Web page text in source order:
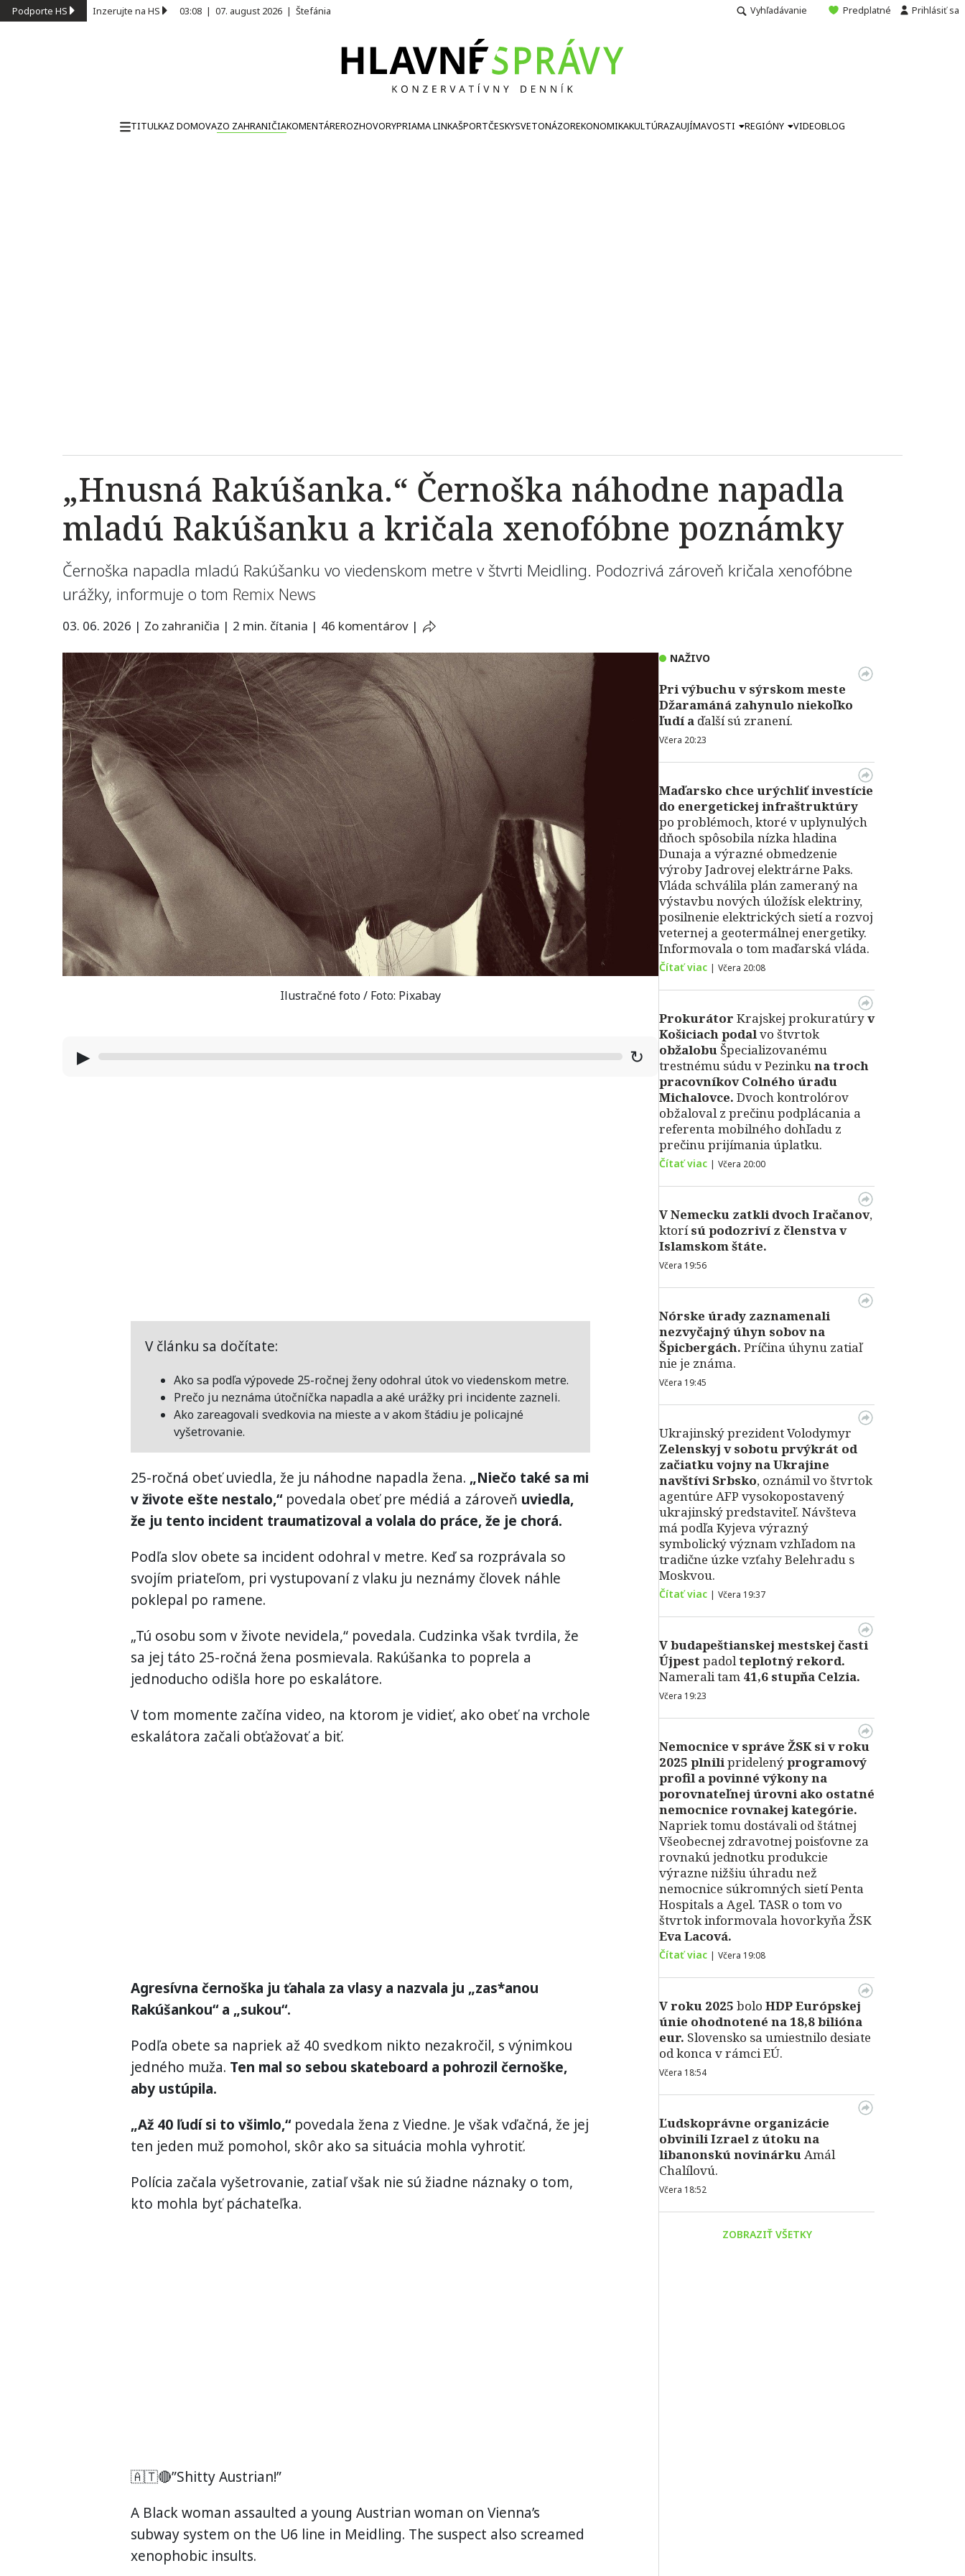
Podporte HS Inzerujte na HS 03:08 | 07. august 2026 | Štefánia Vyhľadávanie Predplatné Prihlásiť sa
TITULKAZ DOMOVAZO ZAHRANIČIAKOMENTÁREROZHOVORYPRIAMA LINKAŠPORTČESKYSVETONÁZOREKONOMIKAKULTÚRAZAUJÍMAVOSTI REGIÓNY VIDEOBLOG
„Hnusná Rakúšanka.“ Černoška náhodne napadla
mladú Rakúšanku a kričala xenofóbne poznámky
Černoška napadla mladú Rakúšanku vo viedenskom metre v štvrti Meidling. Podozrivá zároveň kričala xenofóbne
urážky, informuje o tom Remix News
03. 06. 2026 | Zo zahraničia | 2 min. čítania | 46 komentárov |
Ilustračné foto / Foto: Pixabay
▶ ↻
V článku sa dočítate:
Ako sa podľa výpovede 25-ročnej ženy odohral útok vo viedenskom metre.
Prečo ju neznáma útočníčka napadla a aké urážky pri incidente zazneli.
Ako zareagovali svedkovia na mieste a v akom štádiu je policajné
vyšetrovanie.
25-ročná obeť uviedla, že ju náhodne napadla žena. „Niečo také sa mi
v živote ešte nestalo,“povedala obeť pre médiá a zároveň uviedla,
že ju tento incident traumatizoval a volala do práce, že je chorá.
Podľa slov obete sa incident odohral v metre. Keď sa rozprávala so
svojím priateľom, pri vystupovaní z vlaku ju neznámy človek náhle
poklepal po ramene.
„Tú osobu som v živote nevidela,“ povedala. Cudzinka však tvrdila, že
sa jej táto 25-ročná žena posmievala. Rakúšanka to poprela a
jednoducho odišla hore po eskalátore.
V tom momente začína video, na ktorom je vidieť, ako obeť na vrchole
eskalátora začali obťažovať a biť.
Agresívna černoška ju ťahala za vlasy a nazvala ju „zas*anou
Rakúšankou“ a „sukou“.
Podľa obete sa napriek až 40 svedkom nikto nezakročil, s výnimkou
jedného muža. Ten mal so sebou skateboard a pohrozil černoške,
aby ustúpila.
„Až 40 ľudí si to všimlo,“povedala žena z Viedne. Je však vďačná, že jej
ten jeden muž pomohol, skôr ako sa situácia mohla vyhrotiť.
Polícia začala vyšetrovanie, zatiaľ však nie sú žiadne náznaky o tom,
kto mohla byť páchateľka.
🇦🇹🔴”Shitty Austrian!”
A Black woman assaulted a young Austrian woman on Vienna’s
subway system on the U6 line in Meidling. The suspect also screamed
xenophobic insults.
NAŽIVO
Pri výbuchu v sýrskom meste
Džaramáná zahynulo niekoľko
ľudí a ďalší sú zranení.
Včera 20:23
Maďarsko chce urýchliť investície
do energetickej infraštruktúry
po problémoch, ktoré v uplynulých
dňoch spôsobila nízka hladina
Dunaja a výrazné obmedzenie
výroby Jadrovej elektrárne Paks.
Vláda schválila plán zameraný na
výstavbu nových úložísk elektriny,
posilnenie elektrických sietí a rozvoj
veternej a geotermálnej energetiky.
Informovala o tom maďarská vláda.
Čítať viac | Včera 20:08
Prokurátor Krajskej prokuratúryv
Košiciach podalvo štvrtok
obžalobu Špecializovanému
trestnému súdu v Pezinkuna troch
pracovníkov Colného úradu
Michalovce. Dvoch kontrolórov
obžaloval z prečinu podplácania a
referenta mobilného dohľadu z
prečinu prijímania úplatku.
Čítať viac | Včera 20:00
V Nemecku zatkli dvoch Iračanov,
ktorísú podozriví z členstva v
Islamskom štáte.
Včera 19:56
Nórske úrady zaznamenali
nezvyčajný úhyn sobov na
Špicbergách. Príčina úhynu zatiaľ
nie je známa.
Včera 19:45
Ukrajinský prezident Volodymyr
Zelenskyj v sobotu prvýkrát od
začiatku vojny na Ukrajine
navštívi Srbsko, oznámil vo štvrtok
agentúre AFP vysokopostavený
ukrajinský predstaviteľ. Návšteva
má podľa Kyjeva výrazný
symbolický význam vzhľadom na
tradične úzke vzťahy Belehradu s
Moskvou.
Čítať viac | Včera 19:37
Vbudapeštianskej mestskej časti
Újpestpadolteplotný rekord.
Namerali tam 41,6 stupňa Celzia.
Včera 19:23
Nemocnice v správe ŽSK si v roku
2025 plnilipridelenýprogramový
profil a povinné výkony na
porovnateľnej úrovni ako ostatné
nemocnice rovnakej kategórie.
Napriek tomu dostávali od štátnej
Všeobecnej zdravotnej poisťovne za
rovnakú jednotku produkcie
výrazne nižšiu úhradu než
nemocnice súkromných sietí Penta
Hospitals a Agel. TASR o tom vo
štvrtok informovala hovorkyňa ŽSK
Eva Lacová.
Čítať viac | Včera 19:08
V roku 2025 bolo HDPEurópskej
únie ohodnotené na 18,8 bilióna
eur. Slovensko sa umiestnilo desiate
od konca v rámci EÚ.
Včera 18:54
Ľudskoprávne organizácie
obvinili Izrael z útoku na
libanonskú novinárkuAmál
Chalílovú.
Včera 18:52
ZOBRAZIŤ VŠETKY